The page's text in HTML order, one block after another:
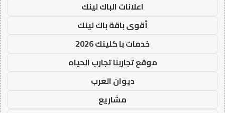
اعلانات الباك لينك
أقوى باقة باك لينك
خدمات با كلينك 2026
موقع تجاربنا تجارب الحياه
ديوان العرب
مشاريع